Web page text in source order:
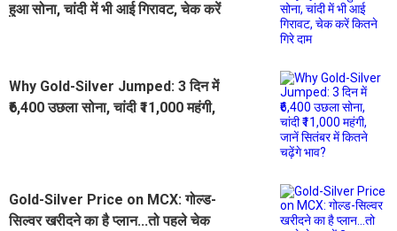
हुआ सोना, चांदी में भी आई गिरावट, चेक करें
Why Gold-Silver Jumped: 3 दिन में
₹6,400 उछला सोना, चांदी ₹11,000 महंगी,
Gold-Silver Price on MCX: गोल्ड-
सिल्वर खरीदने का है प्लान...तो पहले चेक